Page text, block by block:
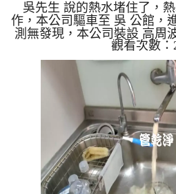
吳先生 說的熱水堵住了，
作，本公司驅車至 吳 公館，
測無發現，本公司裝設 高周
檬酸 至水管，等了約15分，
螺旋波 模式，剛開始流出
水，兩個多小時後，熱水出
正常運作了。 如是自來水，
鏽跟泥沙堆積，洗出來的水
有氧化錳，管壁上會結成黑
石油一樣黑，有些洗出綠色
物質，生鏽產生
觀看次數：